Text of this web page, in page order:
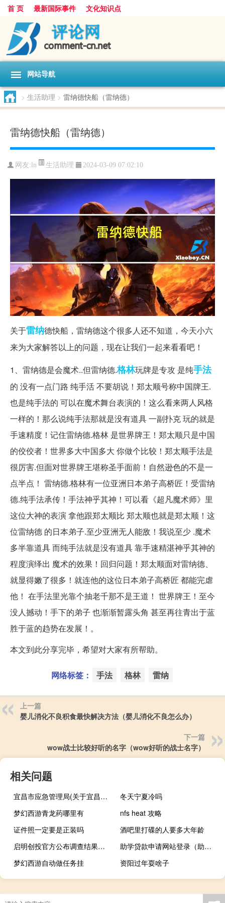
首 页 最新国际事件 文化知识点
网站导航
> 生活助理 > 雷纳德快船（雷纳德）
雷纳德快船（雷纳德）
网友: ln 生活助理 2024-03-09 07:02:10
关于雷纳德快船，雷纳德这个很多人还不知道，今天小六
来为大家解答以上的问题，现在让我们一起来看看吧！
1、雷纳德是会魔术..但雷纳德.格林玩牌是专攻 是纯手法
的 没有一点门路 纯手活 不要胡说！郑太顺号称中国牌王.
也是纯手法的 可以在魔术舞台表演的！这么看来两人风格
一样的！那么说纯手法那就是没有道具 一副扑克 玩的就是
手速精度！记住雷纳德.格林 是世界牌王！郑太顺只是中国
的佼佼者！世界多大中国多大 你做个比较！郑太顺手法是
很厉害.但面对世界牌王堪称圣手面前！自然逊色的不是一
点半点！ 雷纳德.格林有一位亚洲日本弟子高桥匠！受雷纳
德.纯手法承传！手法神乎其神！可以看《超凡魔术师》里
这位大神的表演 拿他跟郑太顺比 郑太顺也就是郑太顺！这
位雷纳德 的日本弟子.至少亚洲无人能敌！我说至少 .魔术
多半靠道具 而纯手法就是没有道具 靠手速精湛神乎其神的
程度演绎出 魔术的效果！回归问题！郑太顺面对雷纳德、
就显得嫩了很多！就连他的这位日本弟子高桥匠 都能完虐
他！ 在手法里光靠个抽老千那不是王道！ 世界牌王！至今
没人撼动！手下的弟子 也渐渐暂露头角 甚至再往青出于蓝
胜于蓝的趋势在发展！。
本文到此分享完毕，希望对大家有所帮助。
网络标签： 手法 格林 雷纳
上一篇
婴儿消化不良积食最快解决方法（婴儿消化不良怎么办）
下一篇
wow战士比较好听的名字（wow好听的战士名字）
相关问题
宜昌市应急管理局(关于宜昌市应急管理局简述)
冬天宁夏冷吗
梦幻西游青龙药哪里有
nfs heat 攻略
证件照一定要是正装吗
酒吧里打碟的人要多大年龄
启明创投官方公布调查结果：三位投资人受到处分
助学贷款申请网站登录（助学贷款申请网站是什么?）
梦幻西游自动做任务挂
资阳过年耍啥子